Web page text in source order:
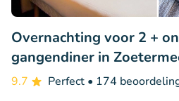
Overnachting voor 2 +
gangendiner in
9.7 Perfect • 174